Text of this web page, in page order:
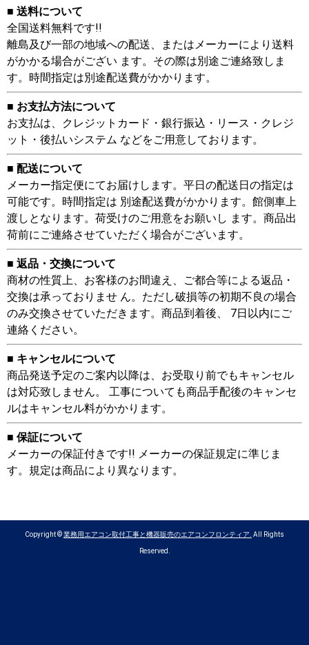
■ 送料について
全国送料無料です!!
離島及び一部の地域への配送、またはメーカーにより送料
がかかる場合がござい ます。その際は別途ご連絡致しま
す。時間指定は別途配送費がかかります。
■ お支払方法について
お支払は、クレジットカード・銀行振込・リース・クレジ
ット・後払いシステム などをご用意しております。
■ 配送について
メーカー指定便にてお届けします。平日の配送日の指定は
可能です。時間指定は 別途配送費がかかります。館側車上
渡しとなります。荷受けのご用意をお願いし ます。商品出
荷前にご連絡させていただく場合がございます。
■ 返品・交換について
商材の性質上、お客様のお間違え、ご都合等による返品・
交換は承っておりませ ん。ただし破損等の初期不良の場合
のみ交換させていただきます。商品到着後、 7日以内にご
連絡ください。
■ キャンセルについて
商品発送予定のご案内以降は、お受取り前でもキャンセル
は対応致しません。 工事についても商品手配後のキャンセ
ルはキャンセル料がかかります。
■ 保証について
メーカーの保証付きです!! メーカーの保証規定に準じま
す。規定は商品により異なります。
Copyright ©業務用エアコン取付工事と機器販売のエアコンフロンティア. All Rights
Reserved.